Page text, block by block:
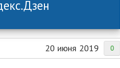
0
20 июня 2019